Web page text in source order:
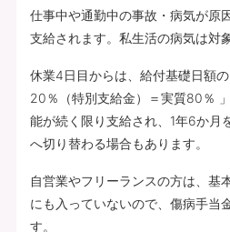
仕事中や通勤中の事故・病気が原
支給されます。私生活の病気は対
休業4日目からは、給付基礎日額
20％（特別支給金）＝実質80％
能が続く限り支給され、1年6か月
へ切り替わる場合もあります。
自営業やフリーランスの方は、基
にも入っていないので、傷病手当
す。